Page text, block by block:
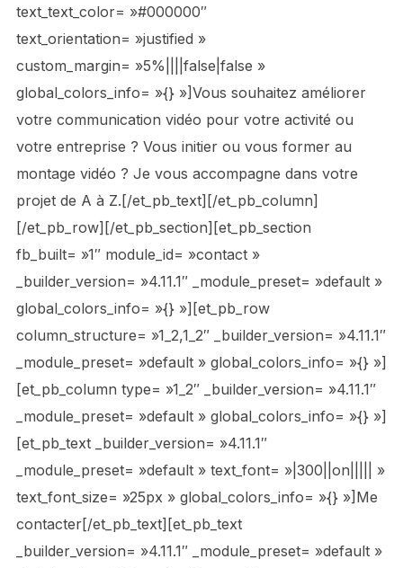
text_text_color= »#000000″
text_orientation= »justified »
custom_margin= »5%||||false|false »
global_colors_info= »{} »]Vous souhaitez améliorer
votre communication vidéo pour votre activité ou
votre entreprise ? Vous initier ou vous former au
montage vidéo ? Je vous accompagne dans votre
projet de A à Z.[/et_pb_text][/et_pb_column]
[/et_pb_row][/et_pb_section][et_pb_section
fb_built= »1″ module_id= »contact »
_builder_version= »4.11.1″ _module_preset= »default »
global_colors_info= »{} »][et_pb_row
column_structure= »1_2,1_2″ _builder_version= »4.11.1″
_module_preset= »default » global_colors_info= »{} »]
[et_pb_column type= »1_2″ _builder_version= »4.11.1″
_module_preset= »default » global_colors_info= »{} »]
[et_pb_text _builder_version= »4.11.1″
_module_preset= »default » text_font= »|300||on||||| »
text_font_size= »25px » global_colors_info= »{} »]Me
contacter[/et_pb_text][et_pb_text
_builder_version= »4.11.1″ _module_preset= »default »